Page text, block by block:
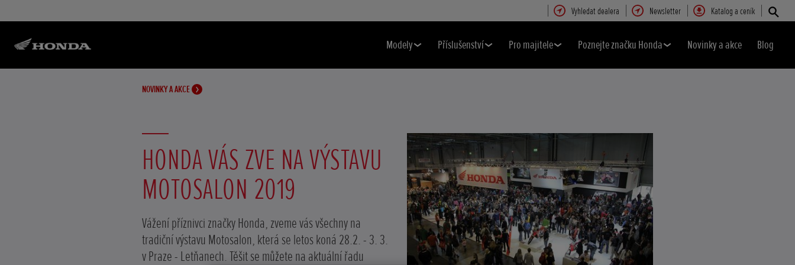
Vyhledat dealera Newsletter Katalog a ceník
Modely Příslušenství Pro majitele Poznejte značku Honda Novinky a akce Blog
NOVINKY A AKCE
HONDA VÁS ZVE NA VÝSTAVU
MOTOSALON 2019
Vážení příznivci značky Honda, zveme vás všechny na
tradiční výstavu Motosalon, která se letos koná 28.2. - 3. 3.
v Praze - Letňanech. Těšit se můžete na aktuální řadu